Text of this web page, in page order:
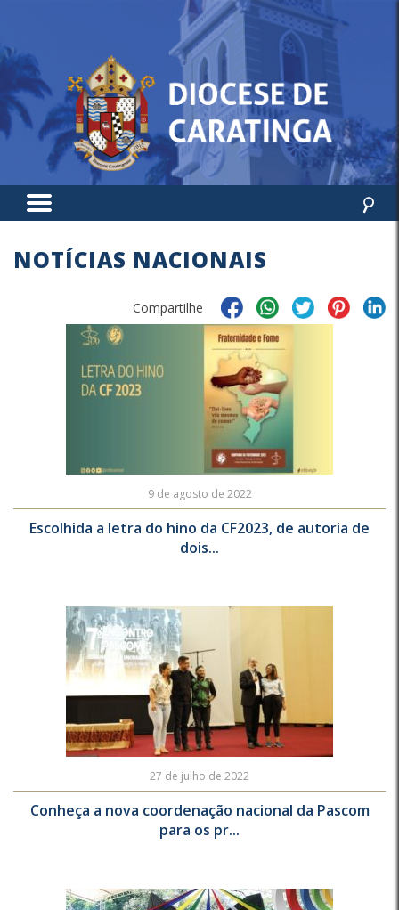
NOTÍCIAS NACIONAIS
Compartilhe
9 de agosto de 2022
Escolhida a letra do hino da CF2023, de autoria de
dois...
27 de julho de 2022
Conheça a nova coordenação nacional da Pascom
para os pr...